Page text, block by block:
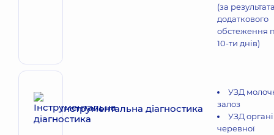
(за
додаткового
обстеження
10-ти днів)
Інструментальна діагностика
УЗД
залоз
УЗД
черевної